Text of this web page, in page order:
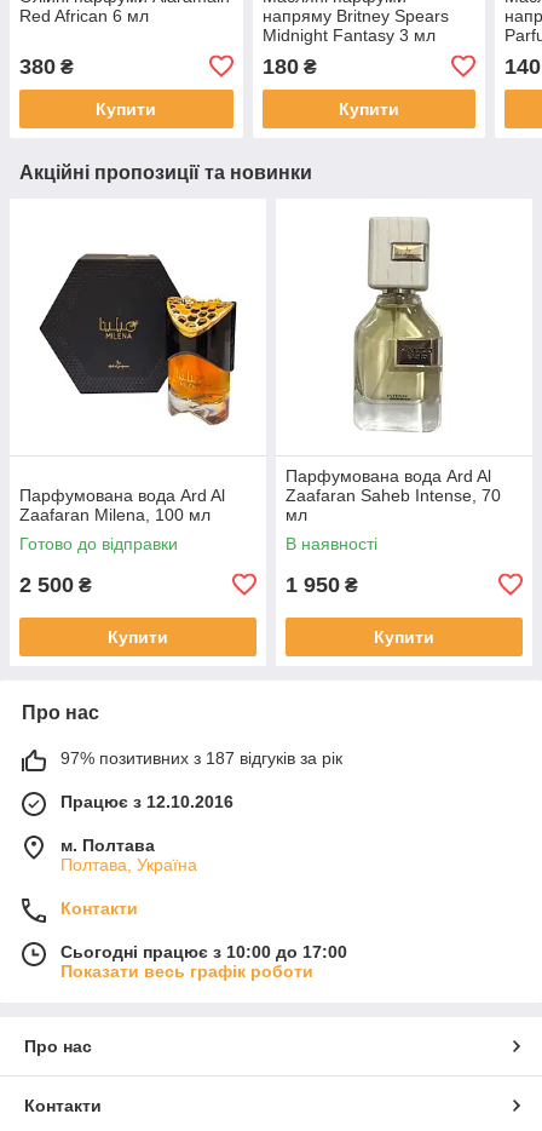
Red African 6 мл
380 ₴
Купити
напряму Britney Spears
Midnight Fantasy 3 мл
180₴
Купити
140
Акційні пропозиції та новинки
Парфумована вода Ard Al
Zaafaran Milena, 100 мл
Готово до відправки
2 500 ₴
Купити
Парфумована вода Ard Al
Zaafaran Saheb Intense, 70
мл
В наявності
1 950 ₴
Купити
Про нас
97% позитивних з 187 відгуків за рік
Працює з 12.10.2016
м. Полтава
Полтава, Україна
Контакти
Сьогодні працює з 10:00 до 17:00
Показати весь графік роботи
Про нас
Контакти